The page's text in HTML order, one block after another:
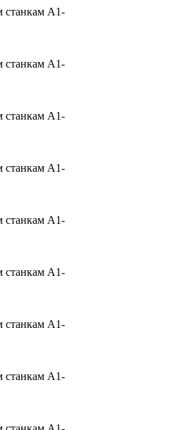
станкам А1-
станкам А1-
станкам А1-
станкам А1-
станкам А1-
станкам А1-
станкам А1-
станкам А1-